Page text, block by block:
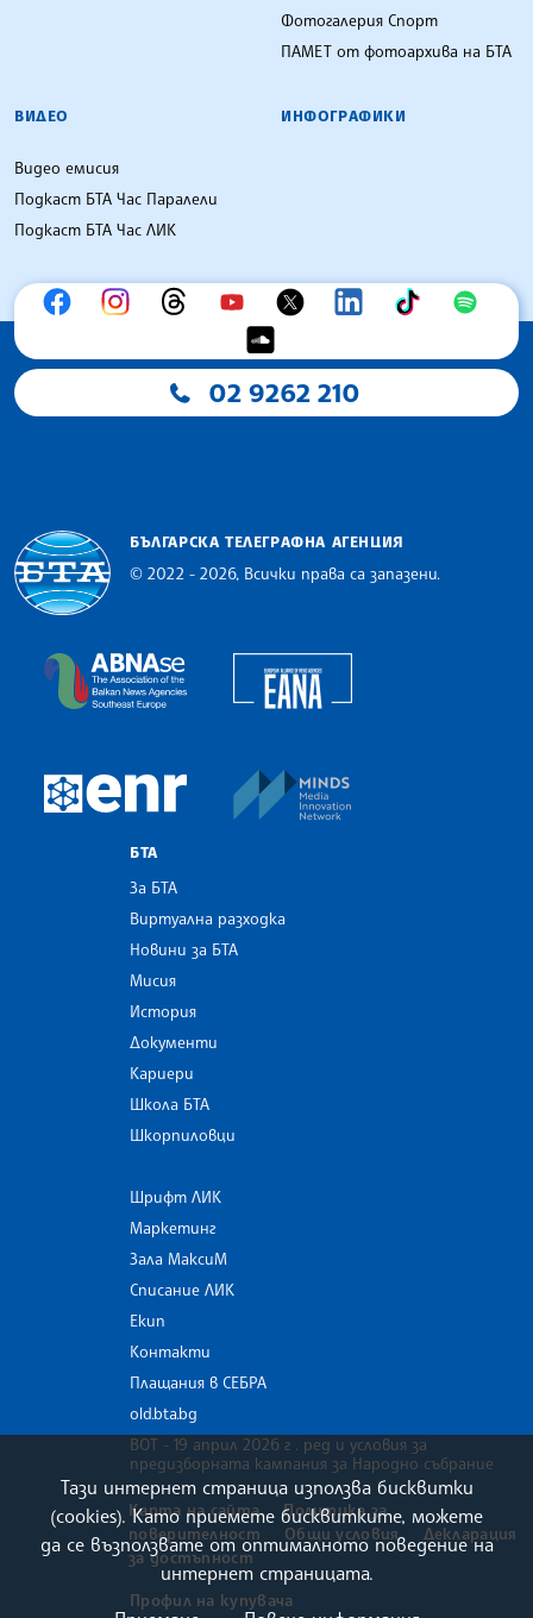
Фотогалерия Спорт
ПАМЕТ от фотоархива на БТА
ВИДЕО
Видео емисия
Подкаст БТА Час Паралели
Подкаст БТА Час ЛИК
ИНФОГРАФИКИ
02 9262 210
БЪЛГАРСКА ТЕЛЕГРАФНА АГЕНЦИЯ
© 2022 - 2026, Всички права са запазени.
The Assocoation of the Balkan News Agencies
European Newsroom
БТА
За БТА
Виртуална разходка
Новини за БТА
Мисия
История
Документи
Кариери
Школа БТА
Шкорпиловци
Шрифт ЛИК
Маркетинг
Зала МаксиМ
Списание ЛИК
Екип
Контакти
Плащания в СЕБРА
old.bta.bg
ВОТ - 19 април 2026 г . ред и условия за
предизборната кампания за Народно събрание
Карта на сайта
Политика за
поверителност
Общи условия
Декларация
за достъпност
Профил на купувача
Тази интернет страница използва бисквитки
(cookies). Като приемете бисквитките, можете
да се възползвате от оптималното поведение на
интернет страницата.